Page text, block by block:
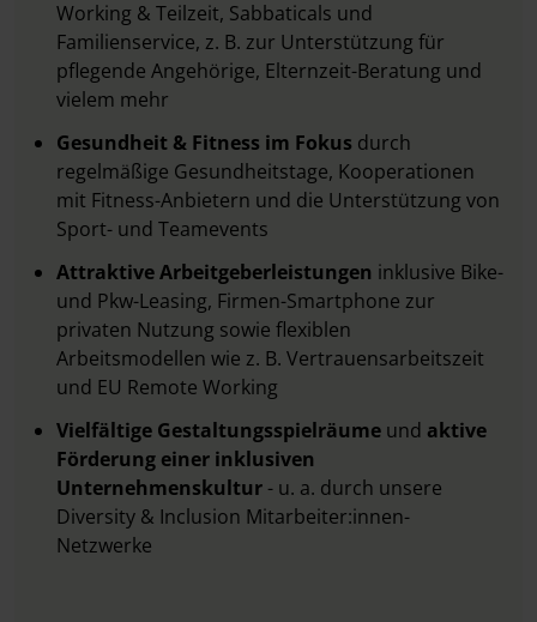
Working & Teilzeit, Sabbaticals und
Familienservice, z. B. zur Unterstützung für
pflegende Angehörige, Elternzeit-Beratung und
vielem mehr
Gesundheit & Fitness im Fokus durch
regelmäßige Gesundheitstage, Kooperationen
mit Fitness-Anbietern und die Unterstützung von
Sport- und Teamevents
Attraktive Arbeitgeberleistungen inklusive Bike-
und Pkw-Leasing, Firmen-Smartphone zur
privaten Nutzung sowie flexiblen
Arbeitsmodellen wie z. B. Vertrauensarbeitszeit
und EU Remote Working
Vielfältige Gestaltungsspielräume und aktive
Förderung einer inklusiven
Unternehmenskultur - u. a. durch unsere
Diversity & Inclusion Mitarbeiter:innen-
Netzwerke